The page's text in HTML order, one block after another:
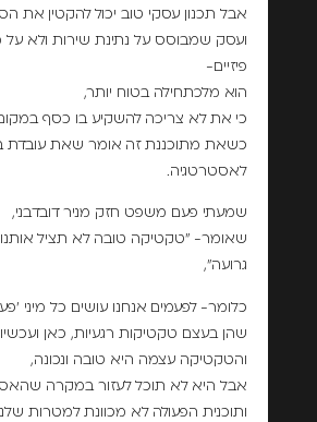
אבל תכנון עסקי טוב יכול להקטין את
ועסק שמבוסס על נתינת שירות ולא על
פיזיים-
הוא מלכתחילה בטוח יותר,
כי את לא צריכה להשקיע בו כסף
כשאת מתוכננת זה אומר שאת עובדת
לאסטרטגיה.
שמעתי פעם משפט חזק מניר דובדבני,
שאומר- "טקטיקה טובה לא תציל
גרועה",
כלומר- לפעמים אנחנו עושים כל מיני
שהן בעצם טקטיקות רגעיות, כאן
והטקטיקה עצמה היא טובה ונכונה,
אבל היא לא תוכל לעזור במקרה
ותוכנית הפעולה לא מכוונת למטרות